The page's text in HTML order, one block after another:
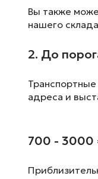
Вы также
нашего
2. До
адреса и
700 - 3000